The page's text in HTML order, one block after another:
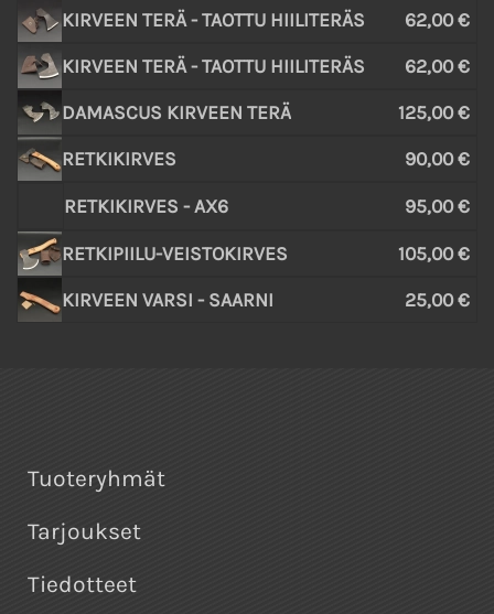
KIRVEEN TERÄ - TAOTTU HIILITERÄS 62,00 €
KIRVEEN TERÄ - TAOTTU HIILITERÄS 62,00 €
DAMASCUS KIRVEEN TERÄ 125,00 €
RETKIKIRVES 90,00 €
RETKIKIRVES - AX6 95,00 €
RETKIPIILU-VEISTOKIRVES 105,00 €
KIRVEEN VARSI - SAARNI 25,00 €
Tuoteryhmät
Tarjoukset
Tiedotteet